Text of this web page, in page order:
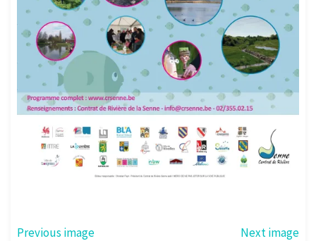
Previous image Next image